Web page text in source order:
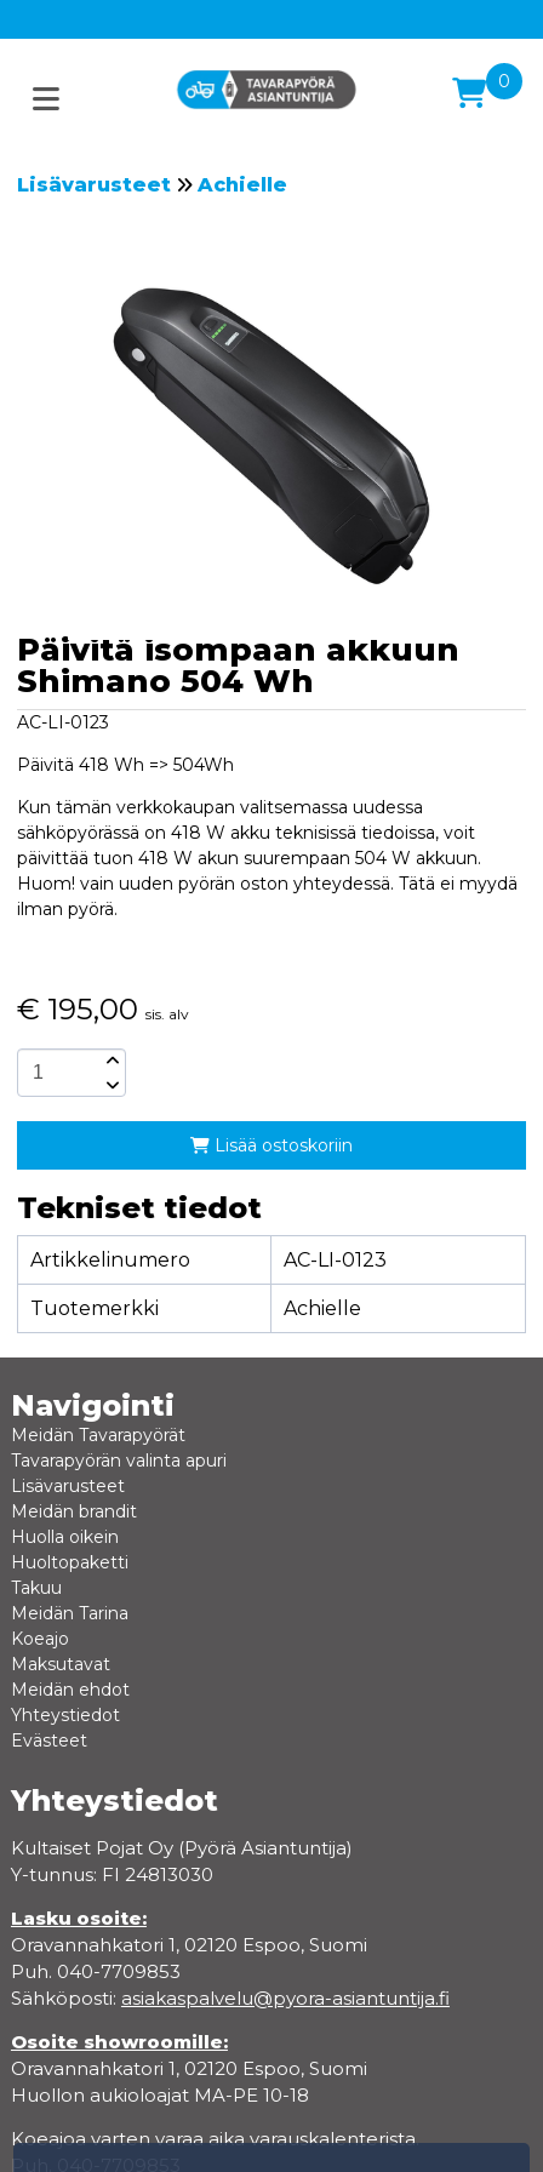
0
Lisävarusteet Achielle
Päivitä isompaan akkuun
Shimano 504 Wh
AC-LI-0123
Päivitä 418 Wh => 504Wh
Kun tämän verkkokaupan valitsemassa uudessa
sähköpyörässä on 418 W akku teknisissä tiedoissa, voit
päivittää tuon 418 W akun suurempaan 504 W akkuun.
Huom! vain uuden pyörän oston yhteydessä. Tätä ei myydä
ilman pyörä.
€ 195,00 sis. alv
Lisää ostoskoriin
Tekniset tiedot
Artikkelinumero AC-LI-0123
Tuotemerkki Achielle
Navigointi
Meidän Tavarapyörät
Tavarapyörän valinta apuri
Lisävarusteet
Meidän brandit
Huolla oikein
Huoltopaketti
Takuu
Meidän Tarina
Koeajo
Maksutavat
Meidän ehdot
Yhteystiedot
Evästeet
Yhteystiedot
Kultaiset Pojat Oy (Pyörä Asiantuntija)
Y-tunnus: FI 24813030
Lasku osoite:
Oravannahkatori 1, 02120 Espoo, Suomi
Puh. 040-7709853
Sähköposti: asiakaspalvelu@pyora-asiantuntija.fi
Osoite showroomille:
Oravannahkatori 1, 02120 Espoo, Suomi
Huollon aukioloajat MA-PE 10-18
Koeajoa varten varaa aika varauskalenterista.